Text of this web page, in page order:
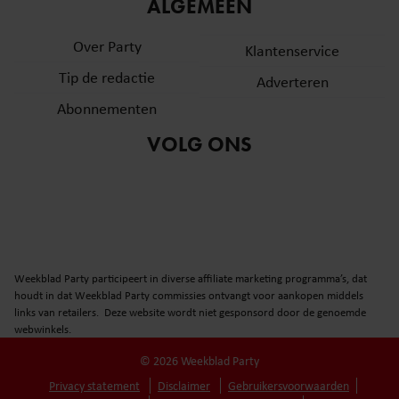
partners kunnen deze gegevens combineren met andere
verzameld op basis van uw gebruik van hun services. U
gaat akkoord met onze cookies als u onze website blijft
ALGEMEEN
Over Party
Tip de redactie
Abonnementen
Klantenservice
Adverteren
VOLG ONS
Weekblad Party participeert in diverse affiliate marketing programma’s, dat
houdt in dat Weekblad Party commissies ontvangt voor aankopen middels
links van retailers. Deze website wordt niet gesponsord door de genoemde
webwinkels.
© 2026 Weekblad Party
Privacy statement
Disclaimer
Gebruikersvoorwaarden